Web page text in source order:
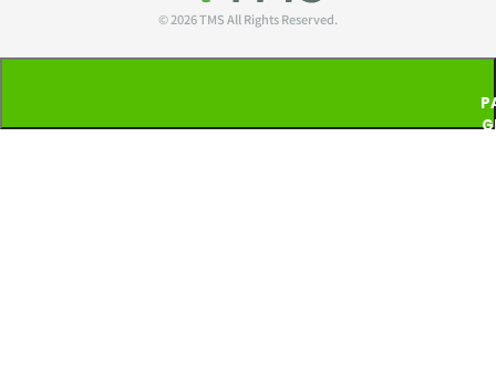
© 2026 TMS All Rights Reserved.